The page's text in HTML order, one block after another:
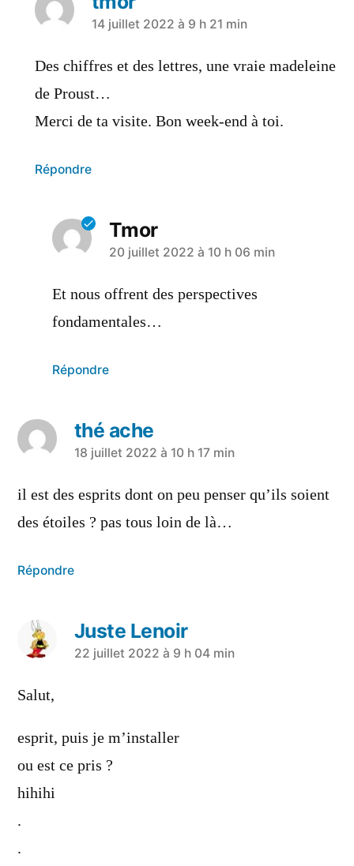
14 juillet 2022 à 9 h 21 min
Des chiffres et des lettres, une vraie madeleine
de Proust…
Merci de ta visite. Bon week-end à toi.
Répondre
Tmor
20 juillet 2022 à 10 h 06 min
Et nous offrent des perspectives
fondamentales…
Répondre
thé ache
18 juillet 2022 à 10 h 17 min
il est des esprits dont on peu penser qu’ils soient
des étoiles ? pas tous loin de là…
Répondre
Juste Lenoir
22 juillet 2022 à 9 h 04 min
Salut,
esprit, puis je m’installer
ou est ce pris ?
hihihi
.
.